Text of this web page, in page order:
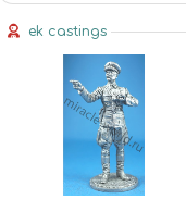
ИСПАНИИ)
ek castings